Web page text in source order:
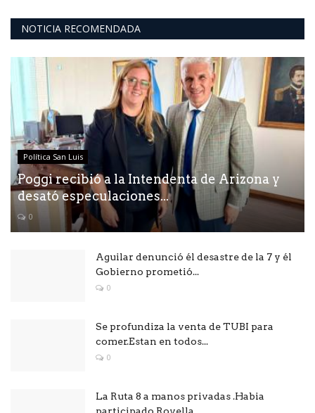
NOTICIA RECOMENDADA
Política San Luis
Poggi recibió a la Intendenta de Arizona y
desató especulaciones...
0
Aguilar denunció él desastre de la 7 y él
Gobierno prometió...
0
Se profundiza la venta de TUBI para
comer.Estan en todos...
0
La Ruta 8 a manos privadas .Habia
participado Rovella ,...